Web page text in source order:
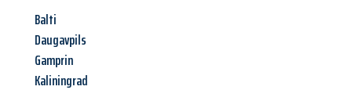
Balti
Daugavpils
Gamprin
Kaliningrad